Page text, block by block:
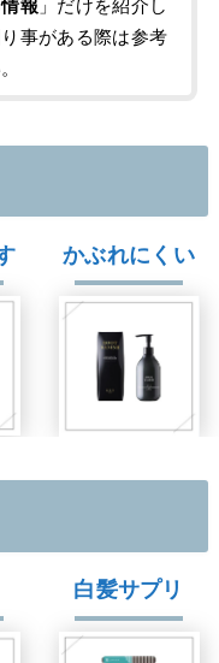
事がある際は参考
かぶれにくい
白髪サプリ